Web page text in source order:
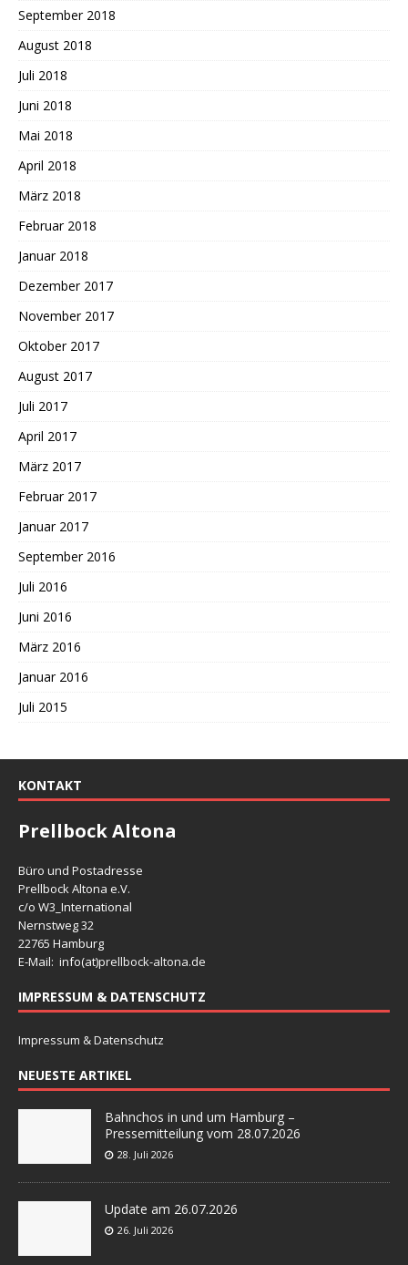
September 2018
August 2018
Juli 2018
Juni 2018
Mai 2018
April 2018
März 2018
Februar 2018
Januar 2018
Dezember 2017
November 2017
Oktober 2017
August 2017
Juli 2017
April 2017
März 2017
Februar 2017
Januar 2017
September 2016
Juli 2016
Juni 2016
März 2016
Januar 2016
Juli 2015
KONTAKT
Prellbock Altona
Büro und Postadresse
Prellbock Altona e.V.
c/o W3_International
Nernstweg 32
22765 Hamburg
E-Mail: info(at)prellbock-altona.de
IMPRESSUM & DATENSCHUTZ
Impressum & Datenschutz
NEUESTE ARTIKEL
Bahnchos in und um Hamburg –
Pressemitteilung vom 28.07.2026
28. Juli 2026
Update am 26.07.2026
26. Juli 2026